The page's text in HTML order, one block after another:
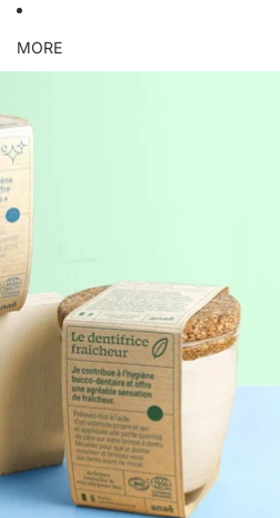
MORE